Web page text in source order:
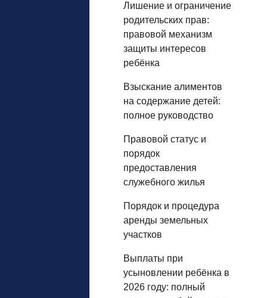
Лишение и ограничение
родительских прав:
правовой механизм
защиты интересов
ребёнка
Взыскание алиментов
на содержание детей:
полное руководство
Правовой статус и
порядок
предоставления
служебного жилья
Порядок и процедура
аренды земельных
участков
Выплаты при
усыновлении ребёнка в
2026 году: полный